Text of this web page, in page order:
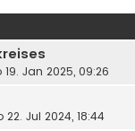
19. Jan 2025, 09:26
22. Jul 2024, 18:44